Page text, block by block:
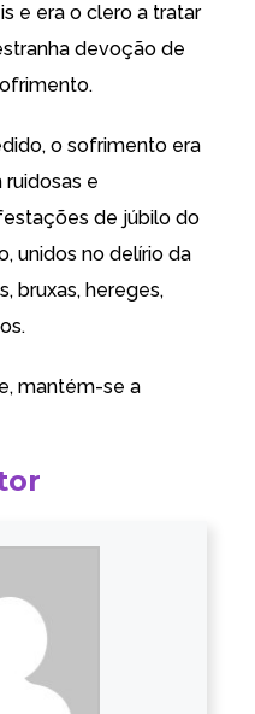
e era o clero a tratar
devoção de
o sofrimento era
ruidosas e
de júbilo do
unidos no delírio da
bruxas, hereges,
mantém-se a